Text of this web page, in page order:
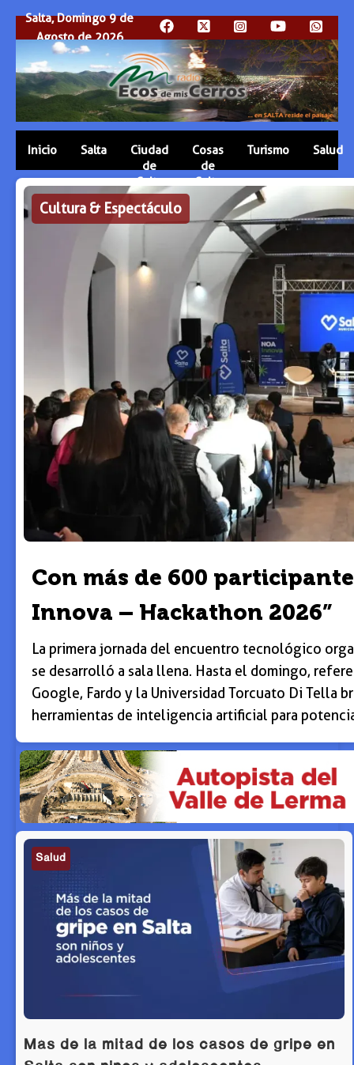
Salta, Domingo 9 de
Agosto de 2026
Inicio Salta
Ciudad
de
Salta
Cosas
de
Salta
Turismo Salud
Cultura & Espectáculo
Con más de 600
Innova – Hackathon 2026”
La primera jornada del encuentro tecnológico
se desarrolló a sala llena. Hasta el domingo,
Google, Fardo y la Universidad Torcuato Di Tella
herramientas de inteligencia artificial para
Salud
Más de la mitad de los casos de gripe en